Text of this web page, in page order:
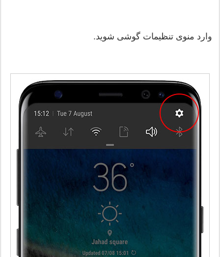
وارد منوی تنظیمات گوشی شوید.